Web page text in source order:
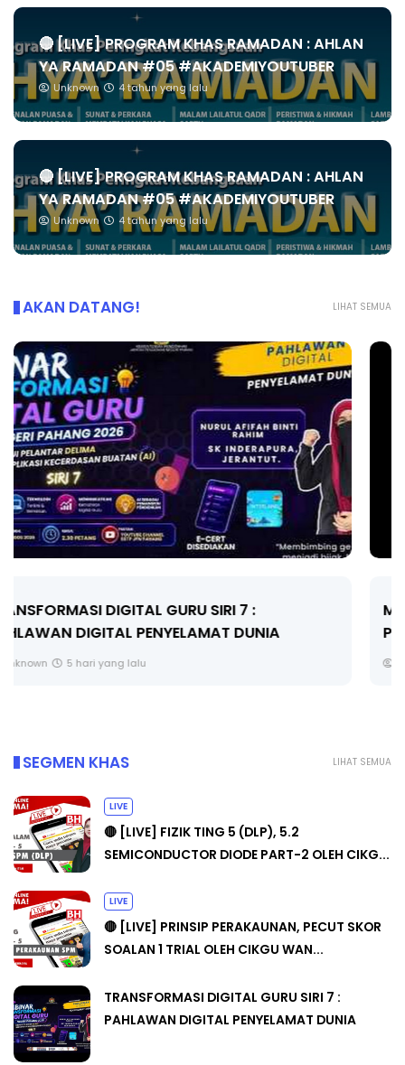
🔴 [LIVE] PROGRAM KHAS RAMADAN : AHLAN
YA RAMADAN #05 #AKADEMIYOUTUBER
Unknown 4 tahun yang lalu
🔴 [LIVE] PROGRAM KHAS RAMADAN : AHLAN
YA RAMADAN #05 #AKADEMIYOUTUBER
Unknown 4 tahun yang lalu
LIHAT SEMUA
AKAN DATANG!
MAJLIS ANUGERAH FFK (FESTIVAL LENSA
PENDIDIKAN - FLeP) 2026
Unknown 6 hari yang lalu
LIHAT SEMUA
SEGMEN KHAS
LIVE
🔴 [LIVE] FIZIK TING 5 (DLP), 5.2
SEMICONDUCTOR DIODE PART-2 OLEH CIKG...
LIVE
🔴 [LIVE] PRINSIP PERAKAUNAN, PECUT SKOR
SOALAN 1 TRIAL OLEH CIKGU WAN...
TRANSFORMASI DIGITAL GURU SIRI 7 :
PAHLAWAN DIGITAL PENYELAMAT DUNIA